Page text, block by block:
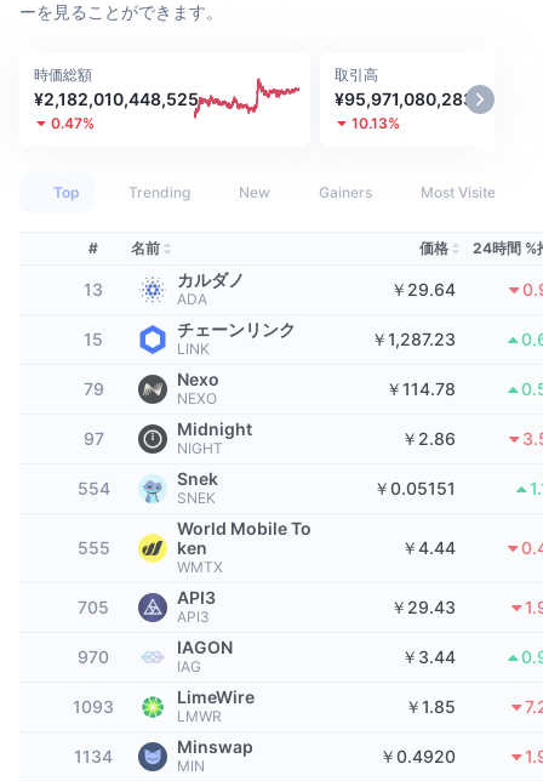
利回り
トレンド
上場予定
最近追加されたコイン
上昇率上位＆下落率上位
コミュニティセンチメント
予測市場
トレンド
ビットコイントレジャリー
インジケーター
恐怖と強欲指数・
アルトコインシーズンインデックス
市場サイクル指標
ビットコインのドミナンス
CoinMarketCap 20インデックス
CoinMarketCap 100インデックス
ETFフロー
暗号資産ETF
値上がり銘柄
トップトレーダー
デリバティブ
デリバティブ
トピック
API
エンタープライズ
料金
リソース
ドキュメンテーション
よくある質問
AIインテグレーション
CMCエージェントハブ
スキルマーケットプレイス
プロダクト
ニュースレター
CMC Launch
CMCラボ
CMC Max
トップニュース
Telegramボット
広告掲載について
サイトウィジェット
ーを見ることができます。
時価総額
¥2,182,010,448,525
0.47%
取引高
¥95,971,080,283
10.13%
Top Trending New Gainers Most Visited
# 名前 価格 24時間 %
13 カルダノ
ADA ￥29.64
15 チェーンリンク
LINK ￥1,287.23
79 Nexo
NEXO ￥114.78
97 Midnight
NIGHT ￥2.86
554 Snek
SNEK ￥0.05151
555
World Mobile To
ken
WMTX
￥4.44
705 API3
API3 ￥29.43
970 IAGON
IAG ￥3.44
1093 LimeWire
LMWR ￥1.85
1134 Minswap
MIN ￥0.4920